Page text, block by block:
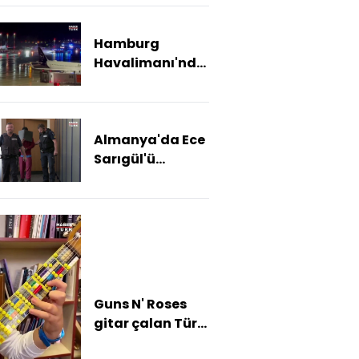
kovalayacak
Hamburg
Havalimanı'nda
Almanya'da Ece
Sarıgül'ü
saldırgan
Guns N' Roses
gitar çalan Türk